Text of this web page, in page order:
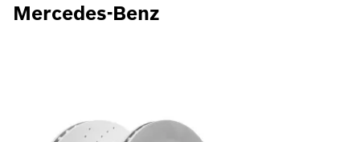
Mercedes-Benz